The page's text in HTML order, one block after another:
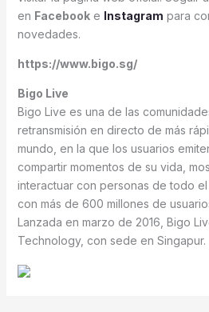
en Facebooke Instagram para
novedades.
https://www.bigo.sg/
Bigo Live
Bigo Live es una de las
retransmisión en directo de más
mundo, en la que los usuarios
compartir momentos de su vida,
interactuar con personas de todo
con más de 600 millones de
Lanzada en marzo de 2016, Bigo
Technology, con sede en Singapur.